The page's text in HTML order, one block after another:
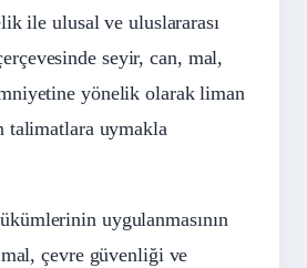
ile ulusal ve uluslararası
seyir, can, mal,
yönelik olarak liman
talimatlara uymakla
uygulanmasının
mal, çevre güvenliği ve